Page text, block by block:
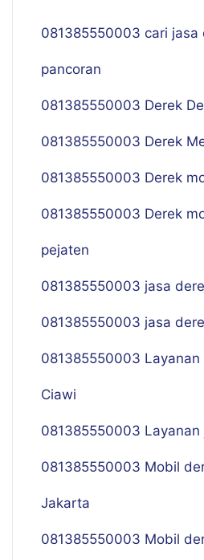
081385550003 cari jasa
pancoran
081385550003 Derek
081385550003 Derek
081385550003 Derek
081385550003 Derek
pejaten
081385550003 jasa
081385550003 jasa
081385550003 Layanan
Ciawi
081385550003
081385550003 Mobil
Jakarta
081385550003 Mobil